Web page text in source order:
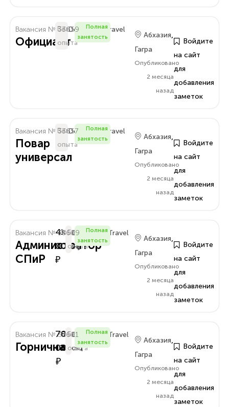
Вакансия № 33659
Официант
Без
опыта
Delo.Amra.Travel
Полная
занятость
Абхазия,
Гагра
Опубликовано
2 месяца
назад
Войдите
на сайт
для
добавления
заметок
Вакансия № 33657
Повар
универсал
Без
опыта
Delo.Amra.Travel
Полная
занятость
Абхазия,
Гагра
Опубликовано
2 месяца
назад
Войдите
на сайт
для
добавления
заметок
Вакансия № 33609
Администратор
СПиР
4
000
₽
За
Смену
Без
опыта
Delo.Amra.Travel
Полная
занятость
Абхазия,
Гагра
Опубликовано
2 месяца
назад
Войдите
на сайт
для
добавления
заметок
Вакансия № 33601
Горничная
70
000
₽
В
Месяц
Без
опыта
Delo.Amra.Travel
Полная
занятость
Абхазия,
Гагра
Опубликовано
2 месяца
назад
Войдите
на сайт
для
добавления
заметок